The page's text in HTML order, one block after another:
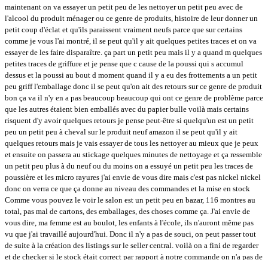
maintenant on va essayer un petit peu de les nettoyer un petit peu avec de
l'alcool du produit ménager ou ce genre de produits, histoire de leur donner un
petit coup d'éclat et qu'ils paraissent vraiment neufs parce que sur certains
comme je vous l'ai montré, il se peut qu'il y ait quelques petites traces et on va
essayer de les faire disparaître. ça part un petit peu mais il y a quand m quelques
petites traces de griffure et je pense que c cause de la poussi qui s accumul
dessus et la poussi au bout d moment quand il y a eu des frottements a un petit
peu griff l'emballage donc il se peut qu'on ait des retours sur ce genre de produit
bon ça va il n'y en a pas beaucoup beaucoup qui ont ce genre de problème parce
que les autres étaient bien emballés avec du papier bulle voilà mais certains
risquent d'y avoir quelques retours je pense peut-être si quelqu'un est un petit
peu un petit peu à cheval sur le produit neuf amazon il se peut qu'il y ait
quelques retours mais je vais essayer de tous les nettoyer au mieux que je peux
et ensuite on passera au stickage quelques minutes de nettoyage et ça ressemble
un petit peu plus à du neuf ou du moins on a essuyé un petit peu les traces de
poussière et les micro rayures j'ai envie de vous dire mais c'est pas nickel nickel
donc on verra ce que ça donne au niveau des commandes et la mise en stock
Comme vous pouvez le voir le salon est un petit peu en bazar, 116 montres au
total, pas mal de cartons, des emballages, des choses comme ça. J'ai envie de
vous dire, ma femme est au boulot, les enfants à l'école, ils n'auront même pas
vu que j'ai travaillé aujourd'hui. Donc il n'y a pas de souci, on peut passer tout
de suite à la création des listings sur le seller central. voilà on a fini de regarder
et de checker si le stock était correct par rapport à notre commande on n'a pas de